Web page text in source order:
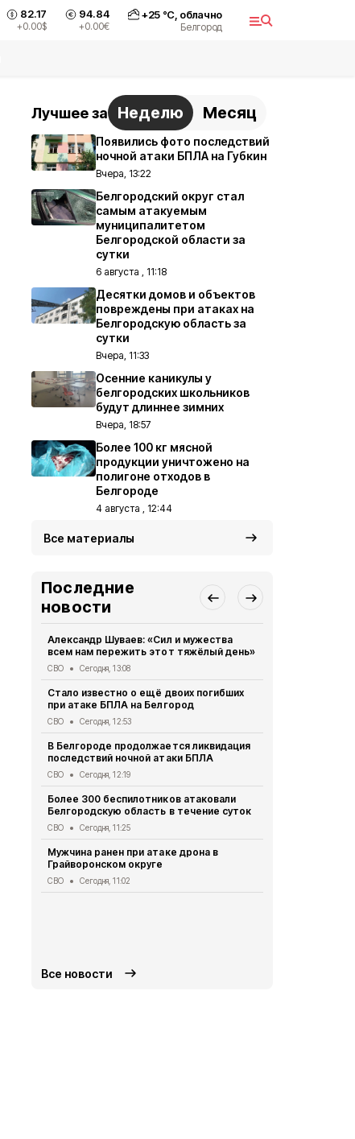
82.17
+0.00$
94.84
+0.00€
+25°С, облачно
Белгород
Лучшее за Неделю Месяц
Появились фото последствий
ночной атаки БПЛА на Губкин
Вчера, 13:22
Белгородский округ стал
самым атакуемым
муниципалитетом
Белгородской области за
сутки
6 августа , 11:18
Десятки домов и объектов
повреждены при атаках на
Белгородскую область за
сутки
Вчера, 11:33
Осенние каникулы у
белгородских школьников
будут длиннее зимних
Вчера, 18:57
Более 100 кг мясной
продукции уничтожено на
полигоне отходов в
Белгороде
4 августа , 12:44
Все материалы
Последние
новости
Александр Шуваев: «Сил и мужества
всем нам пережить этот тяжёлый день»
СВО Сегодня, 13:08
Стало известно о ещё двоих погибших
при атаке БПЛА на Белгород
СВО Сегодня, 12:53
В Белгороде продолжается ликвидация
последствий ночной атаки БПЛА
СВО Сегодня, 12:19
Более 300 беспилотников атаковали
Белгородскую область в течение суток
СВО Сегодня, 11:25
Мужчина ранен при атаке дрона в
Грайворонском округе
СВО Сегодня, 11:02
Все новости